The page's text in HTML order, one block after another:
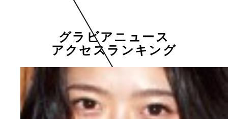
グラビアニュース
アクセスランキング